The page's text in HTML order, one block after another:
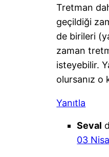
Tretman
geçildiği
de birileri
zaman
isteyebilir.
olursanız o
Yanıtla
Seval
03